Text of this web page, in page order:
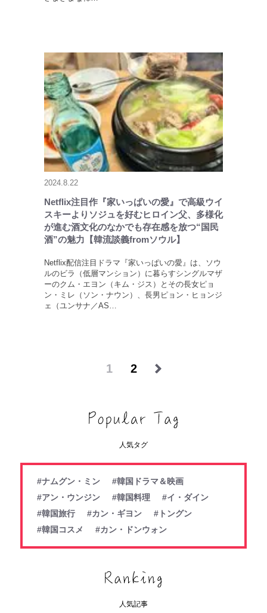
2024.8.22
Netflix注目作『家いっぱいの愛』で高級ウイ
スキーよりソジュを好むヒロイン父、多様化
が進む酒文化のなかでも存在感を放つ“国民
酒”の魅力【韓流談義fromソウル】
Netflix配信注目ドラマ『家いっぱいの愛』は、ソウ
ルのビラ（低層マンション）に暮らすシングルマザ
ーのクム・エヨン（キム・ジス）とその長女ピョ
ン・ミレ（ソン・ナウン）、長男ピョン・ヒョンジ
ェ（ユンサナ／AS…
1 2
人気タグ
#ナムグン・ミン
#韓国ドラマ＆映画
#アン・ウンジン
#韓国料理
#イ・ダイン
#韓国旅行
#カン・ギヨン
#トングン
#韓国コスメ
#カン・ドンウォン
人気記事